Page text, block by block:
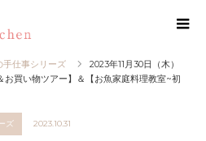
手仕事シリーズ
2023年11月30日（木）
買い物ツアー】＆【お魚家庭料理教室~初
ズ 2023.10.31